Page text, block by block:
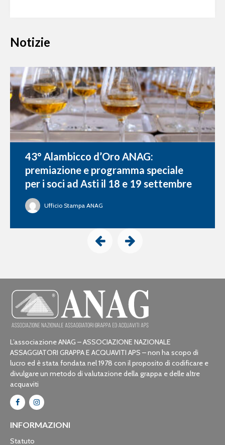
Notizie
43° Alambicco d’Oro ANAG:
premiazione e programma speciale
per i soci ad Asti il 18 e 19 settembre
Ufficio Stampa ANAG
L’associazione ANAG – ASSOCIAZIONE NAZIONALE
ASSAGGIATORI GRAPPA E ACQUAVITI APS – non ha scopo di
lucro ed è stata fondata nel 1978 con il proposito di codificare e
divulgare un metodo di valutazione della grappa e delle altre
acquaviti
INFORMAZIONI
Statuto